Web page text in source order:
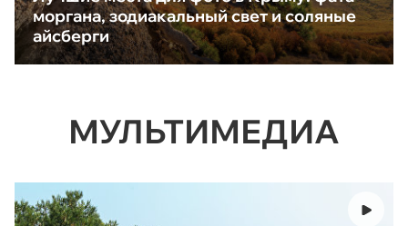
моргана, зодиакальный свет и соляные
айсберги
МУЛЬТИМЕДИА